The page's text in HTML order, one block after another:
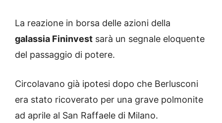
La reazione in borsa delle azioni della
galassia Fininvest sarà un segnale eloquente
del passaggio di potere.
Circolavano già ipotesi dopo che Berlusconi
era stato ricoverato per una grave polmonite
ad aprile al San Raffaele di Milano.